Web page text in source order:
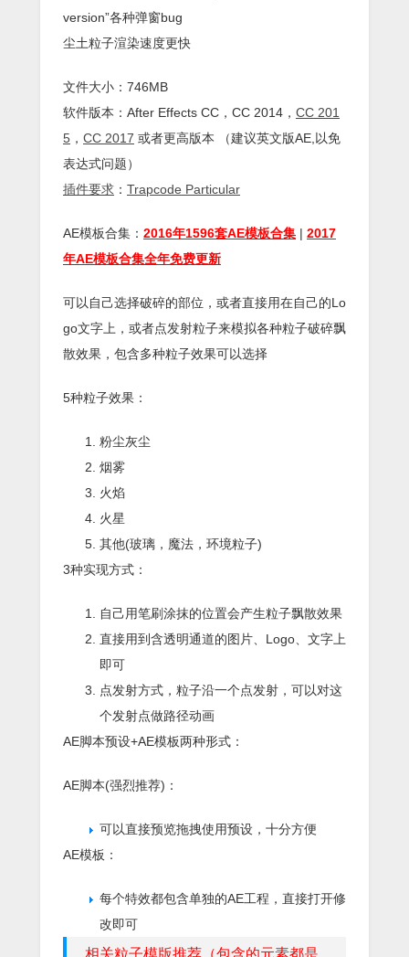
version”各种弹窗bug
尘土粒子渲染速度更快
文件大小：746MB
软件版本： After Effects CC ，CC 2014， CC 201
5 ， CC 2017 或者更高版本 （建议英文版AE,以免
表达式问题）
插件要求 ： Trapcode Particular
AE模板合集： 2016年1596套AE模板合集 | 2017
年AE模板合集全年免费更新
可以自己选择破碎的部位，或者直接用在自己的Lo
go文字上，或者点发射粒子来模拟各种粒子破碎飘
散效果，包含多种粒子效果可以选择
5种粒子效果：
粉尘灰尘
烟雾
火焰
火星
其他(玻璃，魔法，环境粒子)
3种实现方式：
自己用笔刷涂抹的位置会产生粒子飘散效果
直接用到含透明通道的图片、Logo、文字上
即可
点发射方式，粒子沿一个点发射，可以对这
个发射点做路径动画
AE脚本预设+AE模板两种形式：
AE脚本(强烈推荐)：
可以直接预览拖拽使用预设，十分方便
AE模板：
每个特效都包含单独的AE工程，直接打开修
改即可
相关粒子模版推荐（包含的元素都是